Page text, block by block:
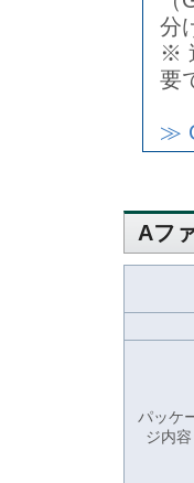
分
※
要
≫
Aフ
パッケ
ジ内容